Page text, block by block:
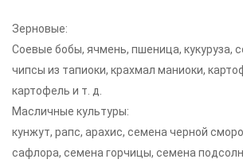
Зерновые:
Соевые бобы, ячмень, пшеница, кукуруза,
чипсы из тапиоки, крахмал маниоки,
картофель и т. д.
Масличные культуры:
кунжут, рапс, арахис, семена черной
сафлора, семена горчицы, семена